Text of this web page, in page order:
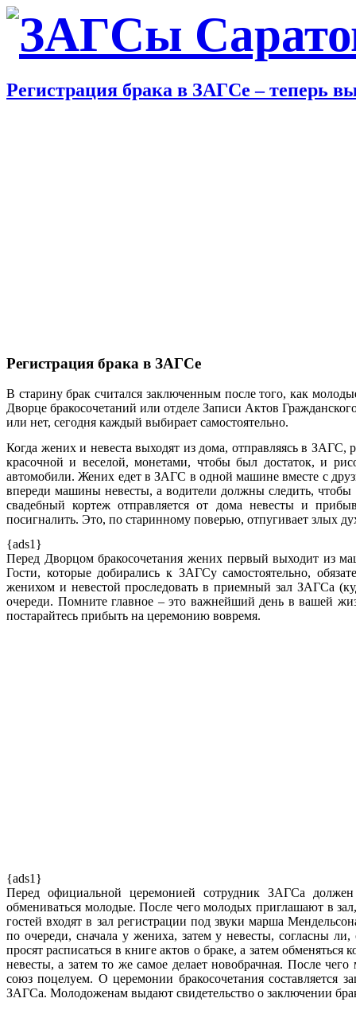
Регистрация брака в ЗАГСе – теперь
Регистрация брака в ЗАГСе
В старину брак считался заключенным после того, как
Дворце бракосочетаний или отделе Записи Актов
или нет, сегодня каждый выбирает самостоятельно.
Когда жених и невеста выходят из дома, отправляясь в
красочной и веселой, монетами, чтобы был достаток, и
автомобили. Жених едет в ЗАГС в одной машине вместе с
впереди машины невесты, а водители должны следить, чтобы
свадебный кортеж отправляется от дома невесты и
посигналить. Это, по старинному поверью, отпугивает злых
{ads1}
Перед Дворцом бракосочетания жених первый выходит из
Гости, которые добирались к ЗАГСу самостоятельно,
женихом и невестой проследовать в приемный зал ЗАГСа
очереди. Помните главное – это важнейший день в вашей
постарайтесь прибыть на церемонию вовремя.
{ads1}
Перед официальной церемонией сотрудник ЗАГСа
обмениваться молодые. После чего молодых приглашают в
гостей входят в зал регистрации под звуки марша
по очереди, сначала у жениха, затем у невесты, согласны
просят расписаться в книге актов о браке, а затем
невесты, а затем то же самое делает новобрачная. После
союз поцелуем. О церемонии бракосочетания
ЗАГСа. Молодоженам выдают свидетельство о заключении